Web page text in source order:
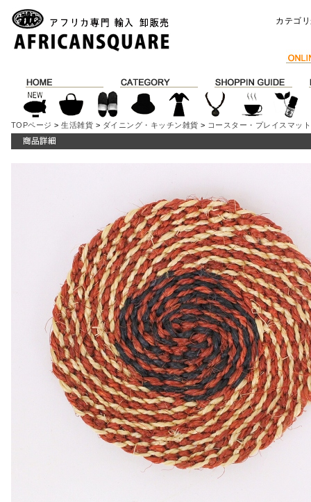
カテゴ
TOPページ >生活雑貨 > ダイニング・キッチン雑貨 > コースター・プレイスマット